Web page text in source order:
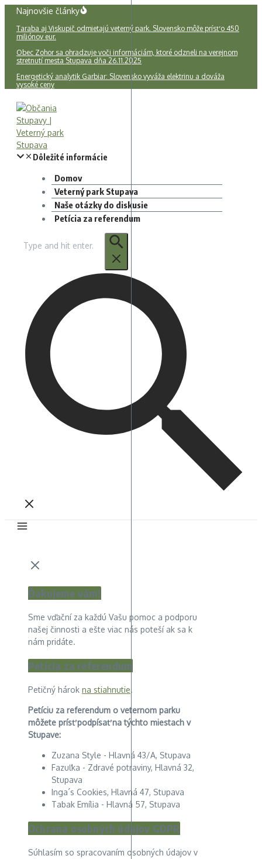
Preskočiť
obsah
Najnovšie články
Taraba aj Viskupič odmietajú veterný park. Slovensko môže prísť o 450
miliónov eur.
Obec Zohor sa ohradzuje voči informáciám, ktoré odzneli na verejnom
stretnutí mesta Stupava dňa 26.11.2025
Energetický analytik Garbiar: Slovensko vyváža elektrinu a dováža
vysoké ceny
Domov
Veterný park Stupava
Naše otázky do diskusie
Petícia za referendum
Ďakujeme vám!
Sme vďační za každú Vašu pomoc a podporu
našej činnosti a ešte viac nás poteší ak sa k
nám pridáte.
Petícia za referendum
Petičný hárok na stiahnutie.
Petíciu za referendum o veternom parku
môžete prísť podpísať na týchto miestach v
Stupave:
Zuzana Style - Hlavná 43/A, Stupava
Fazuľka - Zdravé potraviny, Hlavná 32,
Stupava
Inga´s Cookies, Hlavná 47, Stupava
Tabak Emília - Hlavná 57, Stupava
Ochrana osobných údajov GDPR
Súhlasím so spracovaním osobných údajov v